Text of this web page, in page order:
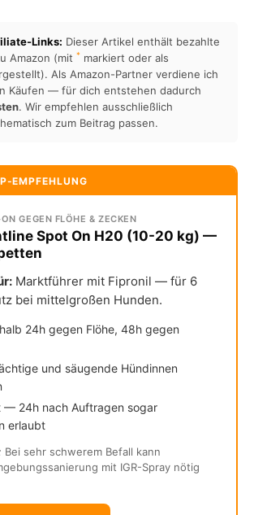
Links: Dieser Artikel enthält bezahlte
Amazon (mit * markiert oder als
Als Amazon-Partner verdiene ich
Käufen — für dich entstehen dadurch
. Wir empfehlen ausschließlich
zum Beitrag passen.
EMPFEHLUNG
GEGEN FLÖHE & ZECKEN
Spot On H20 (10-20 kg) —
Marktführer mit Fipronil — für 6
bei mittelgroßen Hunden.
24h gegen Flöhe, 48h gegen
und säugende Hündinnen
— 24h nach Auftragen sogar
erlaubt
Bei sehr schwerem Befall kann
mit IGR-Spray nötig